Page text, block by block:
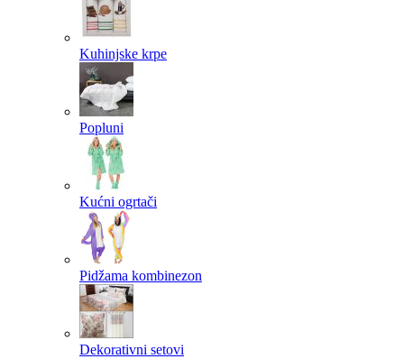
Kuhinjske krpe
Popluni
Kućni ogrtači
Pidžama kombinezon
Dekorativni setovi